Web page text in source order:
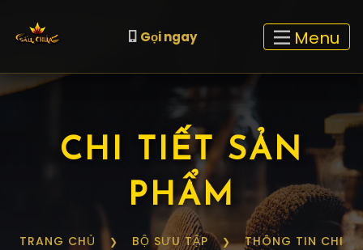
Gọi ngay Menu
CHI TIẾT SẢN
PHẨM
TRANG CHỦ ❯ BỘ SƯU TẬP ❯
THÔNG TIN CHI